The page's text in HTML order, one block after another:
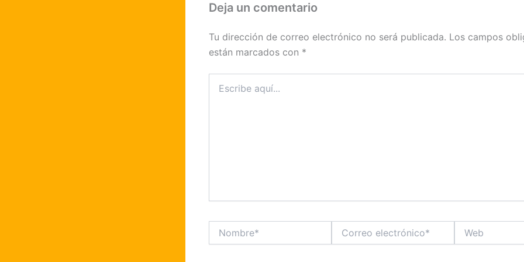
Deja un comentario
Tu dirección de correo electrónico no será publicada. Los campos
están marcados con *
aquí...
electrónico*